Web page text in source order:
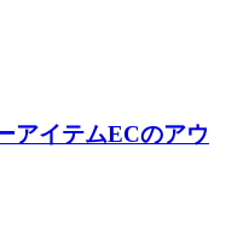
アイテムECのアウ